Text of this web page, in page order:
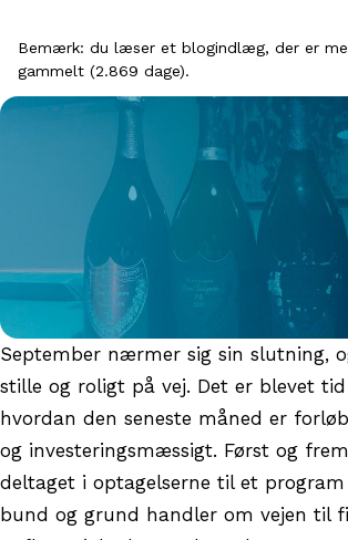
Bemærk: du læser et blogindlæg, der er
gammelt (2.869 dage).
September nærmer sig sin slutning,
stille og roligt på vej. Det er blevet
hvordan den seneste måned er
og investeringsmæssigt. Først og
deltaget i optagelserne til et program
bund og grund handler om vejen til